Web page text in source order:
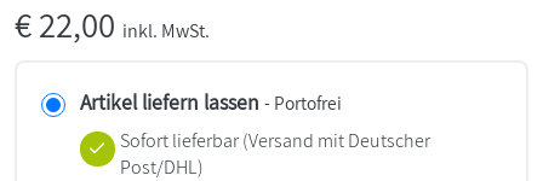
€22,00 inkl. MwSt.
Artikel liefern lassen - Portofrei
Sofort lieferbar(Versand mit Deutscher
Post/DHL)